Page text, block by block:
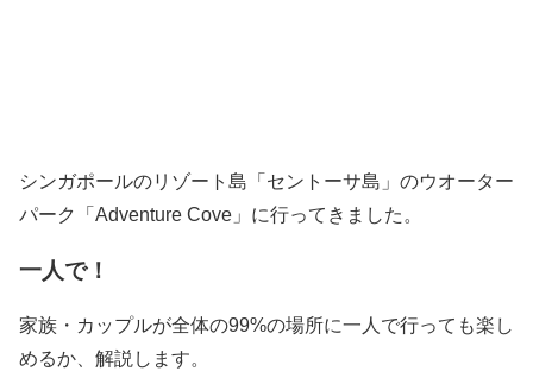
シンガポールのリゾート島「セントーサ島」のウオーター
パーク「Adventure Cove」に行ってきました。
一人で！
家族・カップルが全体の99%の場所に一人で行っても楽し
めるか、解説します。